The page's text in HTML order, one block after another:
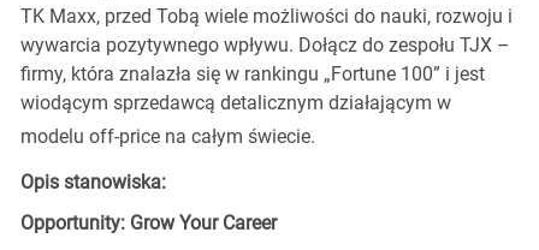
TK Maxx, przed Tobą wiele możliwości do nauki, rozwoju i
wywarcia pozytywnego wpływu. Dołącz do zespołu TJX –
firmy, która znalazła się w rankingu „Fortune 100” i jest
wiodącym sprzedawcą detalicznym działającym w
modelu off-price na całym świecie.
Opis stanowiska:
Opportunity: Grow Your Career